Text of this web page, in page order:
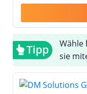
Tipp
Wähle
sie